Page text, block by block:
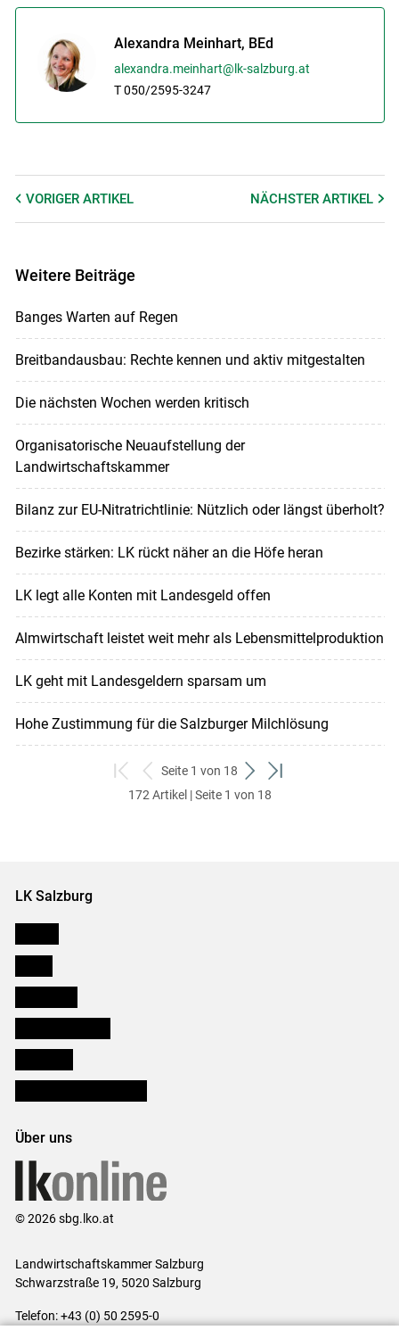
Alexandra Meinhart, BEd
alexandra.meinhart@lk-salzburg.at
T 050/2595-3247
VORIGER ARTIKEL NÄCHSTERARTIKEL
Weitere Beiträge
Banges Warten auf Regen
Breitbandausbau: Rechte kennen und aktiv mitgestalten
Die nächsten Wochen werden kritisch
Organisatorische Neuaufstellung der
Landwirtschaftskammer
Bilanz zur EU-Nitratrichtlinie: Nützlich oder längst überholt?
Bezirke stärken: LK rückt näher an die Höfe heran
LK legt alle Konten mit Landesgeld offen
Almwirtschaft leistet weit mehr als Lebensmittelproduktion
LK geht mit Landesgeldern sparsam um
Hohe Zustimmung für die Salzburger Milchlösung
zum
ersten
zurück
zum
Seite 1 von 18
weiter
zum
zum
172 Artikel | Seite 1 von 18
LK Salzburg
Über uns
© 2026 sbg.lko.at
Landwirtschaftskammer Salzburg
Schwarzstraße 19, 5020 Salzburg
Telefon: +43 (0) 50 2595-0